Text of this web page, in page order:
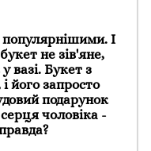
І
не зів'яне,
вазі. Букет з
його запросто
подарунок
чоловіка -